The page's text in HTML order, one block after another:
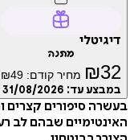
מתנה
₪ מחיר קודם: ₪49
עד:31/08/2026
סיפורים קצרים
שבהם לב רעב